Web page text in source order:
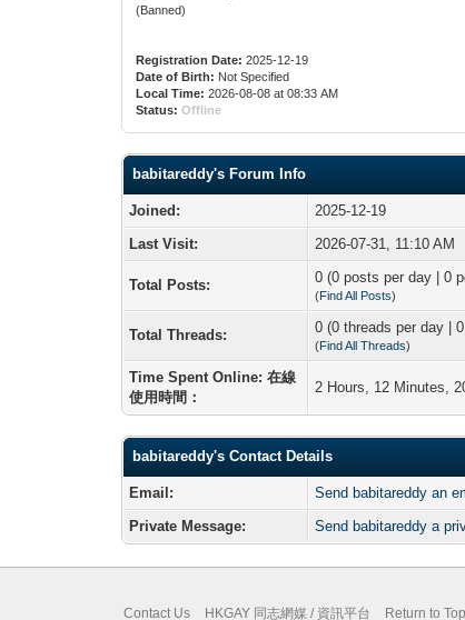
(Banned)
Registration Date: 2025-12-19
Date of Birth: Not Specified
Local Time: 2026-08-08 at 08:33 AM
Status: Offline
babitareddy's Forum Info
Joined:
2025-12-19
Last Visit:
2026-07-31, 11:10 AM
Total Posts: 0 (0 posts per day | 0
(Find All Posts)
Total Threads: 0 (0 threads per day |
(Find All Threads)
Time Spent Online: 在線
使用時間：
2 Hours, 12 Minutes,
babitareddy's Contact Details
Email:
Send babitareddy an
Private Message:
Send babitareddy a
Contact Us HKGAY 同志網媒 / 資訊平台 Return to Top